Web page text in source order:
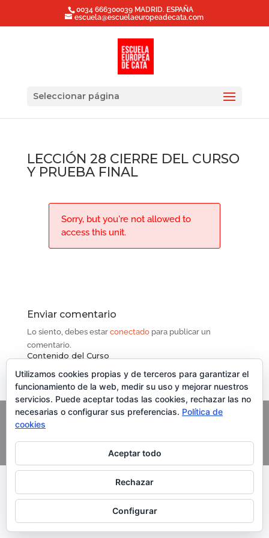
0034 666300039 MADRID. ESPAÑA
escuela@escuelaeuropeadecata.com
Seleccionar página
LECCIÓN 28 CIERRE DEL CURSO
Y PRUEBA FINAL
Sorry, but you're not allowed to
access this unit.
Enviar comentario
Lo siento, debes estar conectadopara publicar un
comentario.
Contenido del Curso
Oliva Virgen Extra
Utilizamos cookies propias y de terceros para garantizar el
funcionamiento de la web, medir su uso y mejorar nuestros
servicios. Puede aceptar todas las cookies, rechazar las no
necesarias o configurar sus preferencias. Política de
cookies
Aceptar todo
Rechazar
Configurar